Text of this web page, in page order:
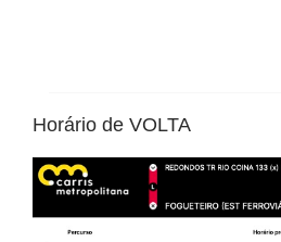
Horário de VOLTA